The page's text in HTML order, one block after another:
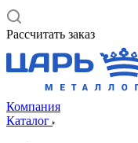
Рассчитать заказ
Компания
Каталог